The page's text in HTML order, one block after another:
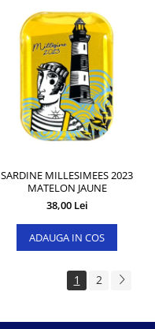
SARDINE MILLESIMEES 2023
MATELON JAUNE
38,00 Lei
ADAUGA IN COS
1 2